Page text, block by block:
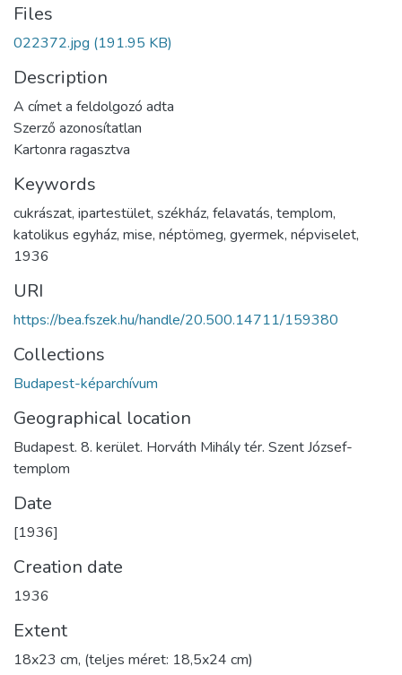
Files
022372.jpg (191.95 KB)
Description
A címet a feldolgozó adta
Szerző azonosítatlan
Kartonra ragasztva
Keywords
cukrászat, ipartestület, székház, felavatás, templom,
katolikus egyház, mise, néptömeg, gyermek, népviselet,
1936
URI
https://bea.fszek.hu/handle/20.500.14711/159380
Collections
Budapest-képarchívum
Geographical location
Budapest. 8. kerület. Horváth Mihály tér. Szent József-
templom
Date
[1936]
Creation date
1936
Extent
18x23 cm, (teljes méret: 18,5x24 cm)